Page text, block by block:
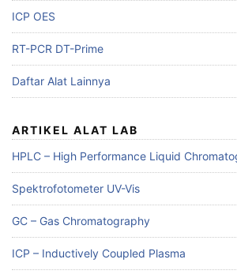
ICP OES
RT-PCR DT-Prime
Daftar Alat Lainnya
ARTIKEL ALAT LAB
HPLC – High Performance Liquid
Spektrofotometer UV-Vis
GC – Gas Chromatography
ICP – Inductively Coupled Plasma